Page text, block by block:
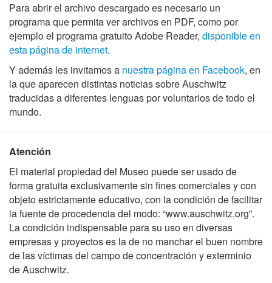
Para abrir el archivo descargado es necesario un
programa que permita ver archivos en PDF, como por
ejemplo el programa gratuito Adobe Reader, disponible en
esta página de internet.
Y además les invitamos a nuestra página en Facebook, en
la que aparecen distintas noticias sobre Auschwitz
traducidas a diferentes lenguas por voluntarios de todo el
mundo.
Atención
El material propiedad del Museo puede ser usado de
forma gratuita exclusivamente sin fines comerciales y con
objeto estrictamente educativo, con la condición de facilitar
la fuente de procedencia del modo: “www.auschwitz.org”.
La condición indispensable para su uso en diversas
empresas y proyectos es la de no manchar el buen nombre
de las víctimas del campo de concentración y exterminio
de Auschwitz.